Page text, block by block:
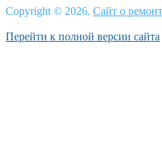
Copyright © 2026. Сайт о
Перейти к полной версии сайта